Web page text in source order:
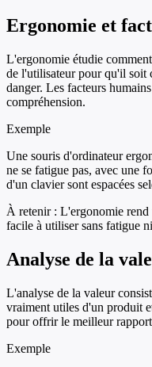
Ergonomie et
L'ergonomie étudie
de l'utilisateur pour qu'il soit
danger. Les facteurs
compréhension.
Exemple
Une souris d'ordinateur
ne se fatigue pas, avec une
d'un clavier sont espacées
À retenir : L'ergonomie rend
facile à utiliser sans fatigue
Analyse de la
L'analyse de la valeur
vraiment utiles d'un produit
pour offrir le meilleur
Exemple